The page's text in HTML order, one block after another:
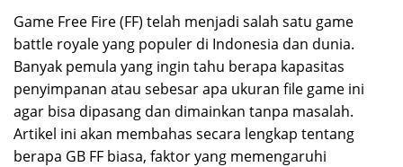
Game Free Fire (FF) telah menjadi salah satu game
battle royale yang populer di Indonesia dan dunia.
Banyak pemula yang ingin tahu berapa kapasitas
penyimpanan atau sebesar apa ukuran file game ini
agar bisa dipasang dan dimainkan tanpa masalah.
Artikel ini akan membahas secara lengkap tentang
berapa GB FF biasa, faktor yang memengaruhi